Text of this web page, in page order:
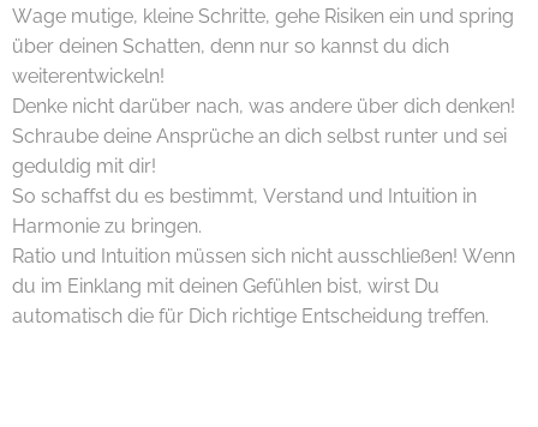
Wage mutige, kleine Schritte, gehe Risiken ein und spring
über deinen Schatten, denn nur so kannst du dich
weiterentwickeln!
Denke nicht darüber nach, was andere über dich denken!
Schraube deine Ansprüche an dich selbst runter und sei
geduldig mit dir!
So schaffst du es bestimmt, Verstand und Intuition in
Harmonie zu bringen.
Ratio und Intuition müssen sich nicht ausschließen! Wenn
du im Einklang mit deinen Gefühlen bist, wirst Du
automatisch die für Dich richtige Entscheidung treffen.